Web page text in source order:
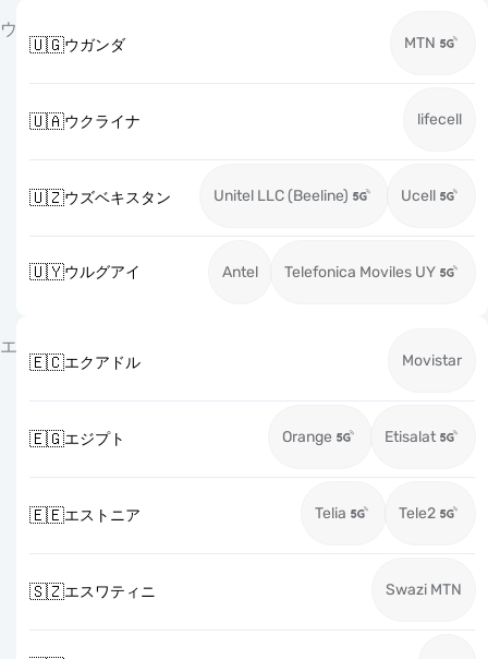
ウ
🇺🇬ウガンダ MTN
🇺🇦ウクライナ lifecell
🇺🇿ウズベキスタン Unitel LLC (Beeline) Ucell
🇺🇾ウルグアイ Antel Telefonica Moviles UY
エ
🇪🇨エクアドル Movistar
🇪🇬エジプト Orange Etisalat
🇪🇪エストニア Telia Tele2
🇸🇿エスワティニ Swazi MTN